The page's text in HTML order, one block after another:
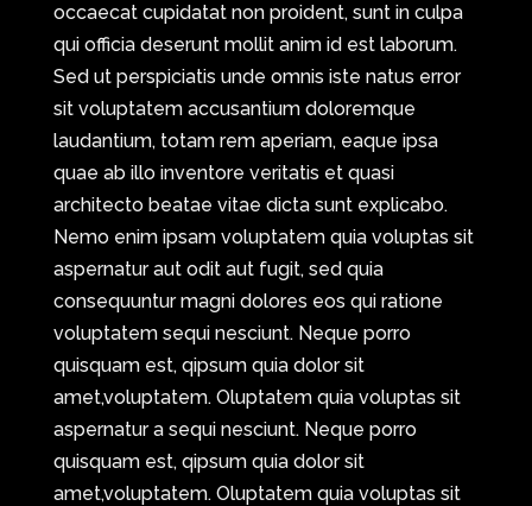
occaecat cupidatat non proident, sunt in culpa
qui officia deserunt mollit anim id est laborum.
Sed ut perspiciatis unde omnis iste natus error
sit voluptatem accusantium doloremque
laudantium, totam rem aperiam, eaque ipsa
quae ab illo inventore veritatis et quasi
architecto beatae vitae dicta sunt explicabo.
Nemo enim ipsam voluptatem quia voluptas sit
aspernatur aut odit aut fugit, sed quia
consequuntur magni dolores eos qui ratione
voluptatem sequi nesciunt. Neque porro
quisquam est, qipsum quia dolor sit
amet,voluptatem. Oluptatem quia voluptas sit
aspernatur a sequi nesciunt. Neque porro
quisquam est, qipsum quia dolor sit
amet,voluptatem. Oluptatem quia voluptas sit